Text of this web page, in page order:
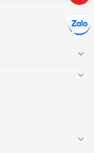
Chát